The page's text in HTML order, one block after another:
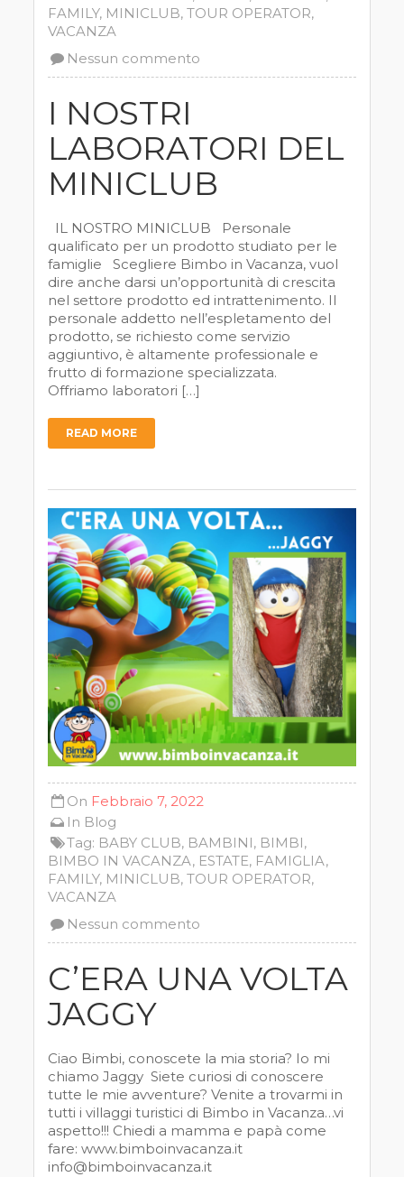
FAMILY, MINICLUB,TOUR OPERATOR,
VACANZA
Nessun commento
I NOSTRI
LABORATORI DEL
MINICLUB
IL NOSTRO MINICLUB Personale
qualificato per un prodotto studiato per le
famiglie Scegliere Bimbo in Vacanza, vuol
dire anche darsi un’opportunità di crescita
nel settore prodotto ed intrattenimento. Il
personale addetto nell’espletamento del
prodotto, se richiesto come servizio
aggiuntivo, è altamente professionale e
frutto di formazione specializzata.
Offriamo laboratori […]
READ MORE
On Febbraio 7, 2022
In Blog
Tag: BABY CLUB, BAMBINI, BIMBI,
BIMBO IN VACANZA, ESTATE, FAMIGLIA,
FAMILY, MINICLUB,TOUR OPERATOR,
VACANZA
Nessun commento
C’ERA UNA VOLTA
JAGGY
Ciao Bimbi, conoscete la mia storia? Io mi
chiamo Jaggy Siete curiosi di conoscere
tutte le mie avventure? Venite a trovarmi in
tutti i villaggi turistici di Bimbo in Vacanza…vi
aspetto!!! Chiedi a mamma e papà come
fare: www.bimboinvacanza.it
info@bimboinvacanza.it